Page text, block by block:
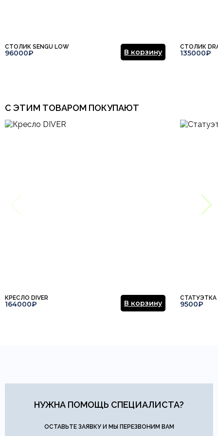
СТОЛИК SENGU LOW
96000₽ В корзину
СТОЛИК
135000₽
С ЭТИМ ТОВАРОМ ПОКУПАЮТ
КРЕСЛО DIVER
164000₽ В корзину
СТАТУЭТКА
9500₽
НУЖНА ПОМОЩЬ СПЕЦИАЛИСТА?
ОСТАВЬТЕ ЗАЯВКУ И МЫ ПЕРЕЗВОНИМ ВАМ